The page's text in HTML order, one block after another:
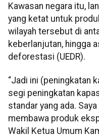
Kawasan negara itu,
yang ketat untuk
wilayah tersebut di
keberlanjutan, hingga
deforestasi (UEDR).
“Jadi ini (peningkatan
segi peningkatan
standar yang ada.
membawa produk
Wakil Ketua Umum